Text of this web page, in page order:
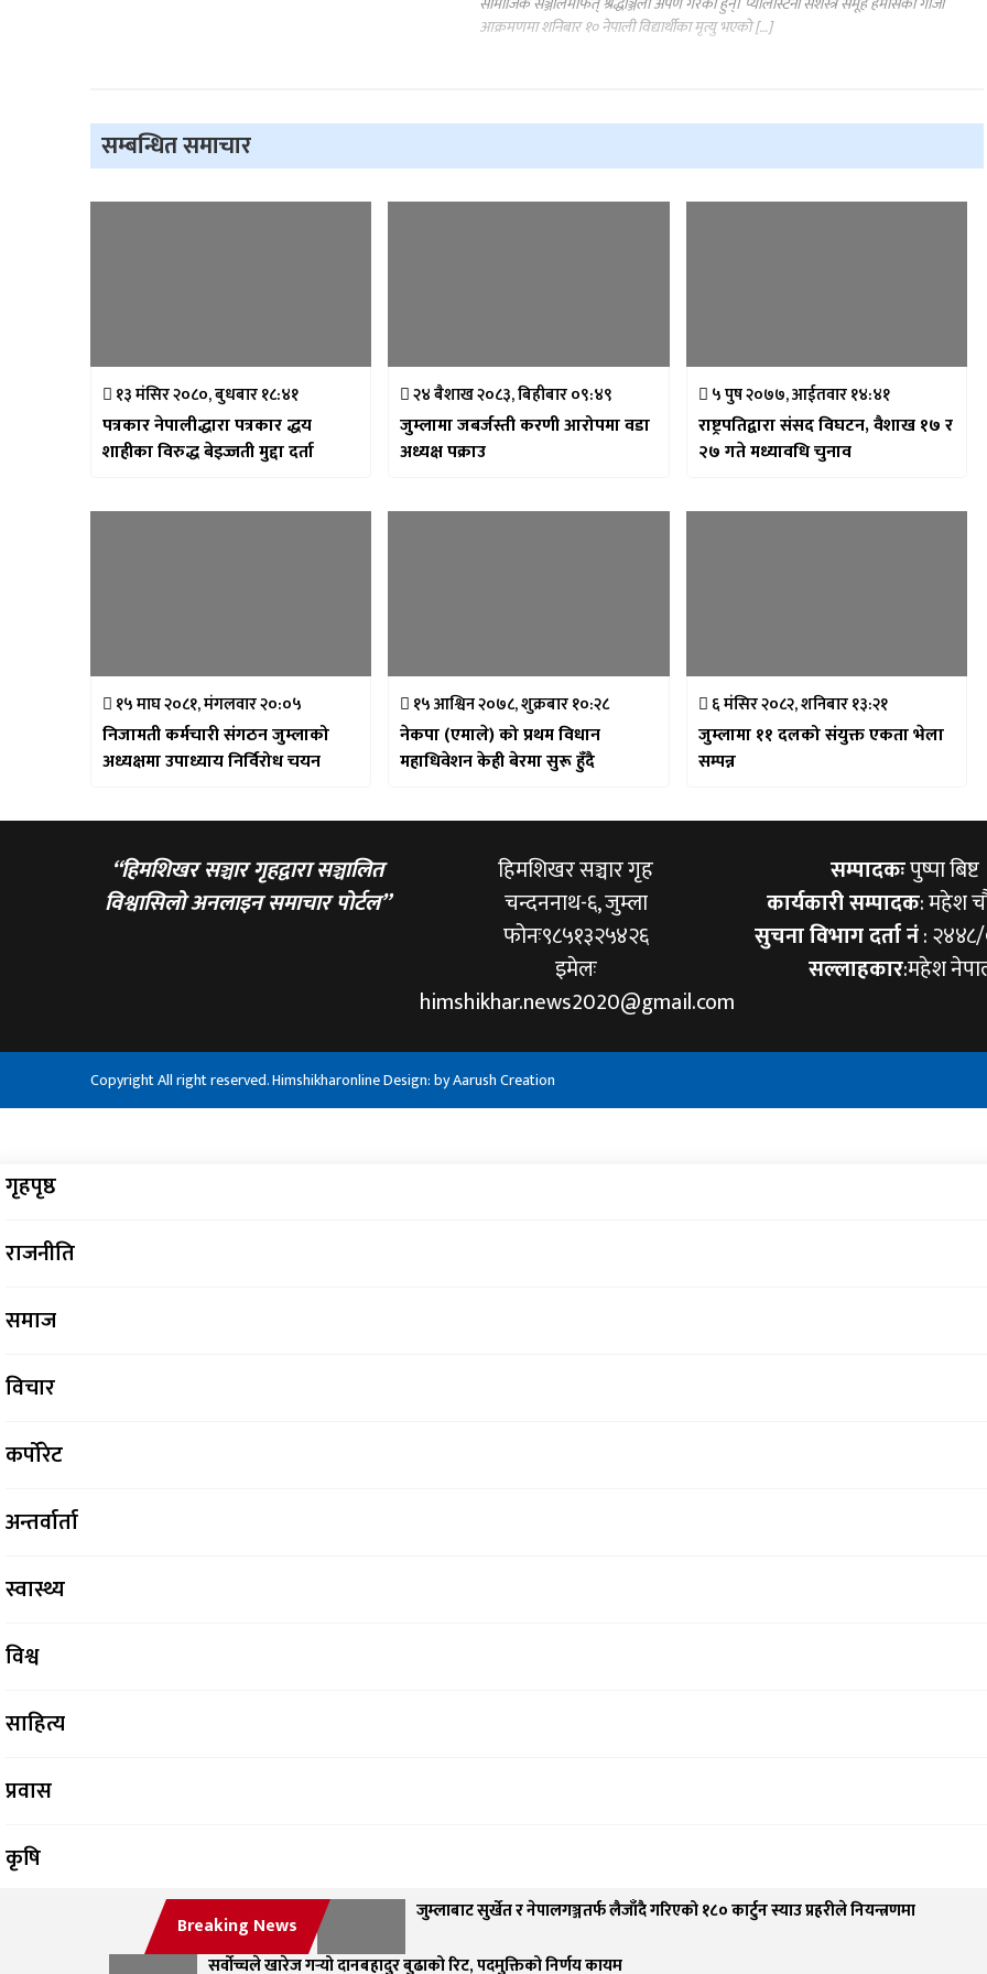
आक्रमणमा शनिबार १० नेपाली विद्यार्थीका मृत्यु भएकाे […]
सम्बन्धित समाचार
१३ मंसिर २०८०, बुधबार १८:४१
पत्रकार नेपालीद्धारा पत्रकार द्धय
शाहीका विरुद्ध बेइज्जती मुद्दा दर्ता
२४ बैशाख २०८३, बिहीबार ०९:४९
जुम्लामा जबर्जस्ती करणी आरोपमा वडा
अध्यक्ष पक्राउ
५ पुष २०७७, आईतवार १४:४१
राष्ट्रपतिद्वारा संसद विघटन, वैशाख १७ र
२७ गते मध्यावधि चुनाव
१५ माघ २०८१, मंगलवार २०:०५
निजामती कर्मचारी संगठन जुम्लाको
अध्यक्षमा उपाध्याय निर्विरोध चयन
१५ आश्विन २०७८, शुक्रबार १०:२८
नेकपा (एमाले) को प्रथम विधान
महाधिवेशन केही बेरमा सुरू हुँदै
६ मंसिर २०८२, शनिबार १३:२१
जुम्लामा ११ दलको संयुक्त एकता भेला
सम्पन्न
Breaking News
जुम्लाबाट सुर्खेत र नेपालगञ्जतर्फ लैजाँदै गरिएको १८० कार्टुन स्याउ प्रहरीले नियन्त्रणमा
सर्वोच्चले खारेज गर्‍यो दानबहादुर बुढाको रिट, पदमुक्तिको निर्णय कायम
“हिमशिखर सञ्चार गृहद्वारा सञ्चालित
विश्वासिलो अनलाइन समाचार पोर्टल”
हिमशिखर सञ्चार गृह
चन्दननाथ-६, जुम्ला
फोनः९८५१३२५४२६
इमेलः
himshikhar.news2020@gmail.com
सम्पादकःपुष्पा बिष्ट
कार्यकारी सम्पादक: महेश
सुचना विभाग दर्ता नं:
सल्लाहकार:महेश
Copyright All right reserved. Himshikharonline Design: byAarush Creation
गृहपृष्ठ
राजनीति
समाज
विचार
कर्पोरेट
अन्तर्वार्ता
स्वास्थ्य
विश्व
साहित्य
प्रवास
कृषि